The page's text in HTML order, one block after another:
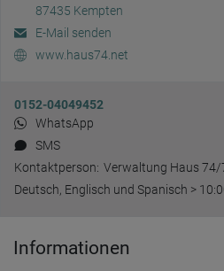
87435 Kempten
E-Mail senden
www.haus74.net
0152-04049452
WhatsApp
SMS
Kontaktperson: Verwaltung Haus 74/
Deutsch, Englisch und Spanisch >
Informationen